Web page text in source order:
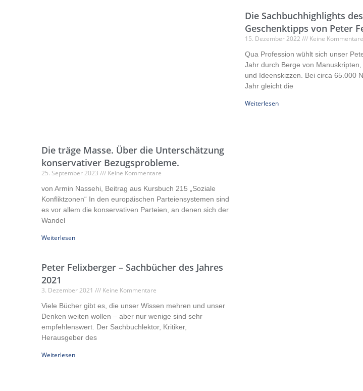
Die träge Masse. Über die Unterschätzung
konservativer Bezugsprobleme.
25. September 2023 Keine Kommentare
von Armin Nassehi, Beitrag aus Kursbuch 215 „Soziale
Konfliktzonen“ In den europäischen Parteiensystemen sind
es vor allem die konservativen Parteien, an denen sich der
Wandel
Weiterlesen
Die Sachbuchhighlights
Geschenktipps von Peter
15. Dezember 2022 Keine Kommentare
Qua Profession wühlt sich unser
Jahr durch Berge von
und Ideenskizzen. Bei circa 65.000
Jahr gleicht die
Weiterlesen
Peter Felixberger – Sachbücher des Jahres
2021
3. Dezember 2021 Keine Kommentare
Viele Bücher gibt es, die unser Wissen mehren und unser
Denken weiten wollen – aber nur wenige sind sehr
empfehlenswert. Der Sachbuchlektor, Kritiker,
Herausgeber des
Weiterlesen